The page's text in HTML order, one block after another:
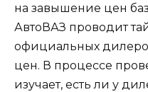
на завышение цен
АвтоВАЗ проводит
официальных
цен. В процессе
изучает, есть ли у